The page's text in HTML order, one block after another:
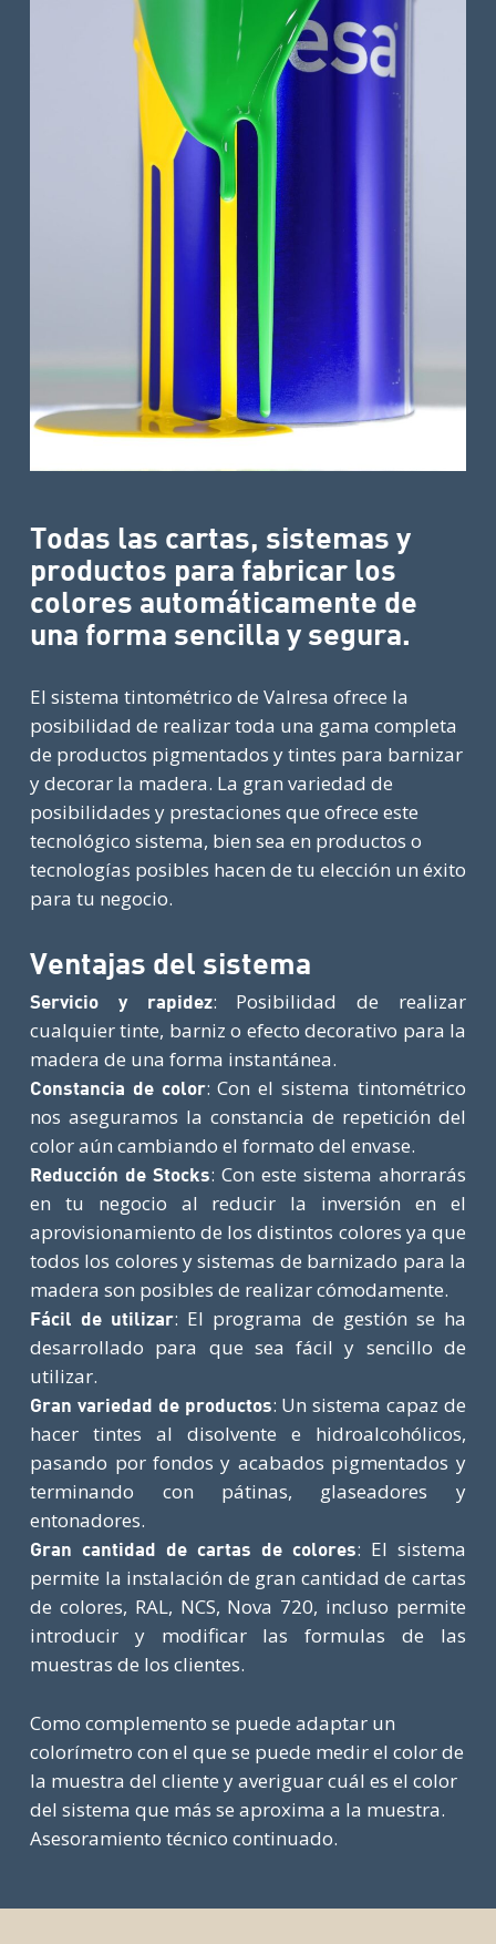
Todas las cartas, sistemas y
productos para fabricar los
colores automáticamente de
una forma sencilla y segura.
El sistema tintométrico de Valresa ofrece la
posibilidad de realizar toda una gama completa
de productos pigmentados y tintes para barnizar
y decorar la madera. La gran variedad de
posibilidades y prestaciones que ofrece este
tecnológico sistema, bien sea en productos o
tecnologías posibles hacen de tu elección un éxito
para tu negocio.
Ventajas del sistema
Servicio y rapidez: Posibilidad de realizar
cualquier tinte, barniz o efecto decorativo para la
madera de una forma instantánea.
Constancia de color: Con el sistema tintométrico
nos aseguramos la constancia de repetición del
color aún cambiando el formato del envase.
Reducción de Stocks: Con este sistema ahorrarás
en tu negocio al reducir la inversión en el
aprovisionamiento de los distintos colores ya que
todos los colores y sistemas de barnizado para la
madera son posibles de realizar cómodamente.
Fácil de utilizar: El programa de gestión se ha
desarrollado para que sea fácil y sencillo de
utilizar.
Gran variedad de productos: Un sistema capaz de
hacer tintes al disolvente e hidroalcohólicos,
pasando por fondos y acabados pigmentados y
terminando con pátinas, glaseadores y
entonadores.
Gran cantidad de cartas de colores: El sistema
permite la instalación de gran cantidad de cartas
de colores, RAL, NCS, Nova 720, incluso permite
introducir y modificar las formulas de las
muestras de los clientes.
Como complemento se puede adaptar un
colorímetro con el que se puede medir el color de
la muestra del cliente y averiguar cuál es el color
del sistema que más se aproxima a la muestra.
Asesoramiento técnico continuado.